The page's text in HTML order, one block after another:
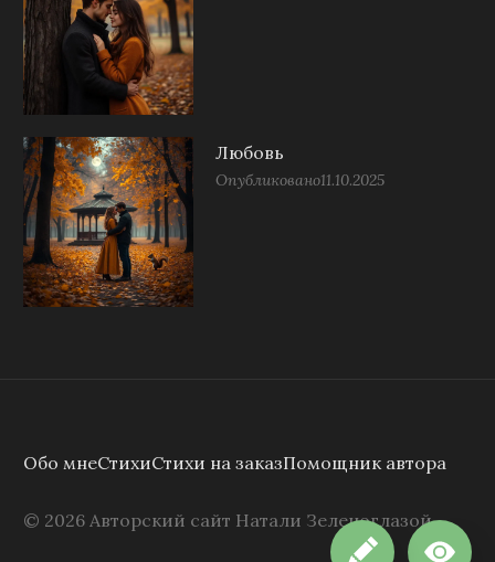
Любовь
Опубликовано11.10.2025
Обо мнеСтихиСтихи на заказПомощник автора
© 2026 Авторский сайт Натали Зеленоглазой